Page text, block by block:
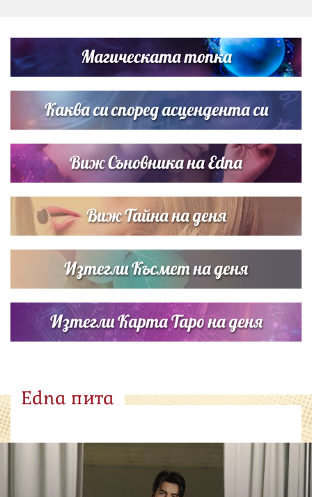
Димов издадоха своето любимо място
Дъщерята на Тодор Батков вдигна сватба, Стоичков и
Братя Аргирови я изненадаха с песен
Магическата топка
Каква си според асцендента си
Виж Съновника на Edna
Виж Тайна на деня
Изтегли Късмет на деня
Изтегли Карта Таро на деня
Edna пита